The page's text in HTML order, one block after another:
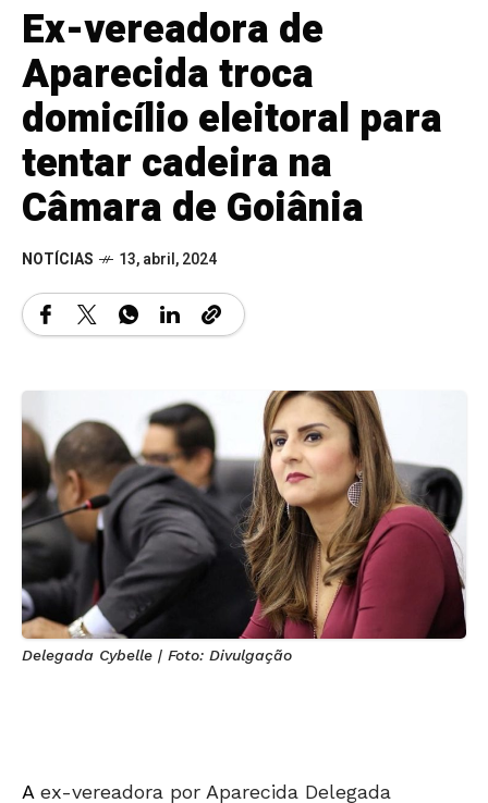
Ex-vereadora de
Aparecida troca
domicílio eleitoral para
tentar cadeira na
Câmara de Goiânia
NOTÍCIAS 13, abril, 2024
Delegada Cybelle | Foto: Divulgação
Cybelle trocou seu domicílio eleitoral para